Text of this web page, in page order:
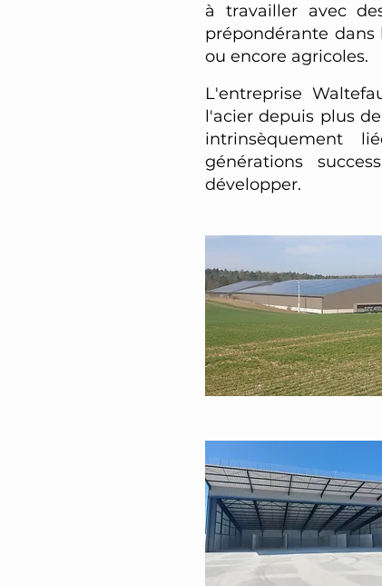
à travailler avec
prépondérante
ou encore agricoles.
L'entreprise
l'acier depuis plus
intrinsèquement
générations
développer.